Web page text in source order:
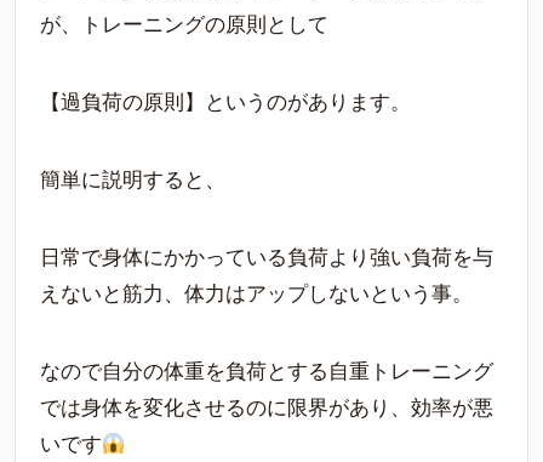
が、トレーニングの原則として
【過負荷の原則】というのがあります。
簡単に説明すると、
日常で身体にかかっている負荷より強い負荷を与
えないと筋力、体力はアップしないという事。
なので自分の体重を負荷とする自重トレーニング
では身体を変化させるのに限界があり、効率が悪
いです